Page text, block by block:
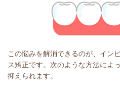
この悩みを解消できるのが、イン
ス矯正です。次のような方法によっ
抑えられます。